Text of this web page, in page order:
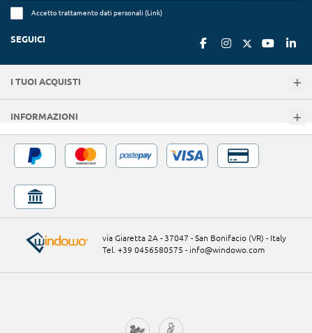
Accetto trattamento dati personali (Link)
SEGUICI
I TUOI ACQUISTI
INFORMAZIONI
via Giaretta 2A - 37047 - San Bonifacio (VR) - Italy
Tel. +39 0456580575 - info@windowo.com